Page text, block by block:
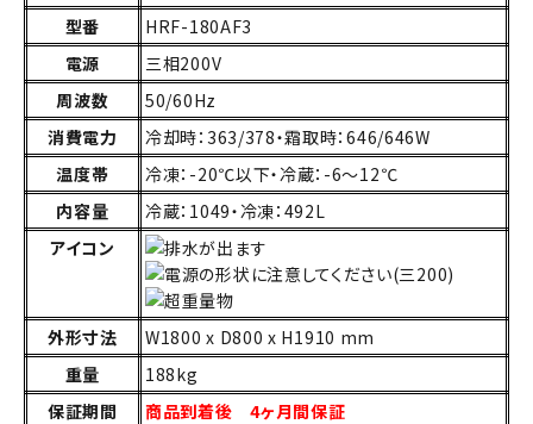
型番
HRF-180AF3
電源
三相200V
周波数
50/60Hz
消費電力
冷却時：363/378・霜取時：646/646W
温度帯
冷凍：-20℃以下・冷蔵：-6～12℃
内容量
冷蔵：1049・冷凍：492L
アイコン
外形寸法
W1800 x D800 x H1910 mm
重量
188kg
保証期間
商品到着後 4ヶ月間保証